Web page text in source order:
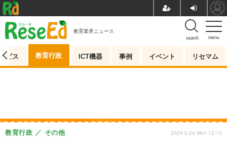
menu
search
教育業界ニュース
ビス 教育行政 ICT機器 事例 イベント リセマム
教育行政 その他 2024.6.24 Mon 12:15